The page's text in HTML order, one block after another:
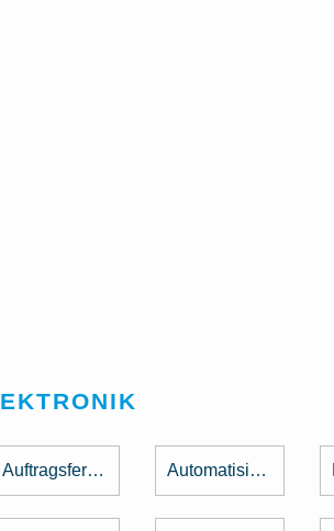
Auftragsfertigung Automatisierung